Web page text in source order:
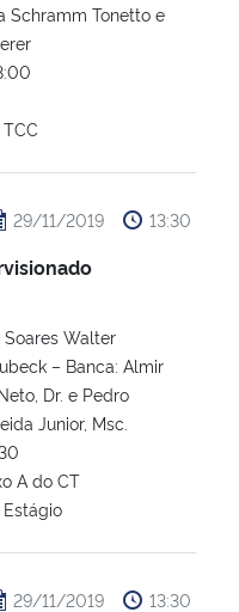
Schramm Tonetto e
29/11/2019 13:30
Soares Walter
– Banca: Almir
Dr. e Pedro
Junior, Msc.
A do CT
29/11/2019 13:30